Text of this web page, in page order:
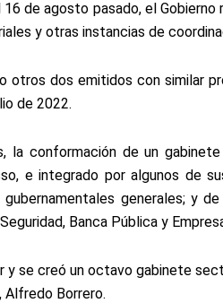
de agosto pasado, el Gobierno
y otras instancias de
dos emitidos con similar
de 2022.
la conformación de un
e integrado por algunos de
generales; y
Banca Pública y
y se creó un octavo gabinete
Alfredo Borrero.